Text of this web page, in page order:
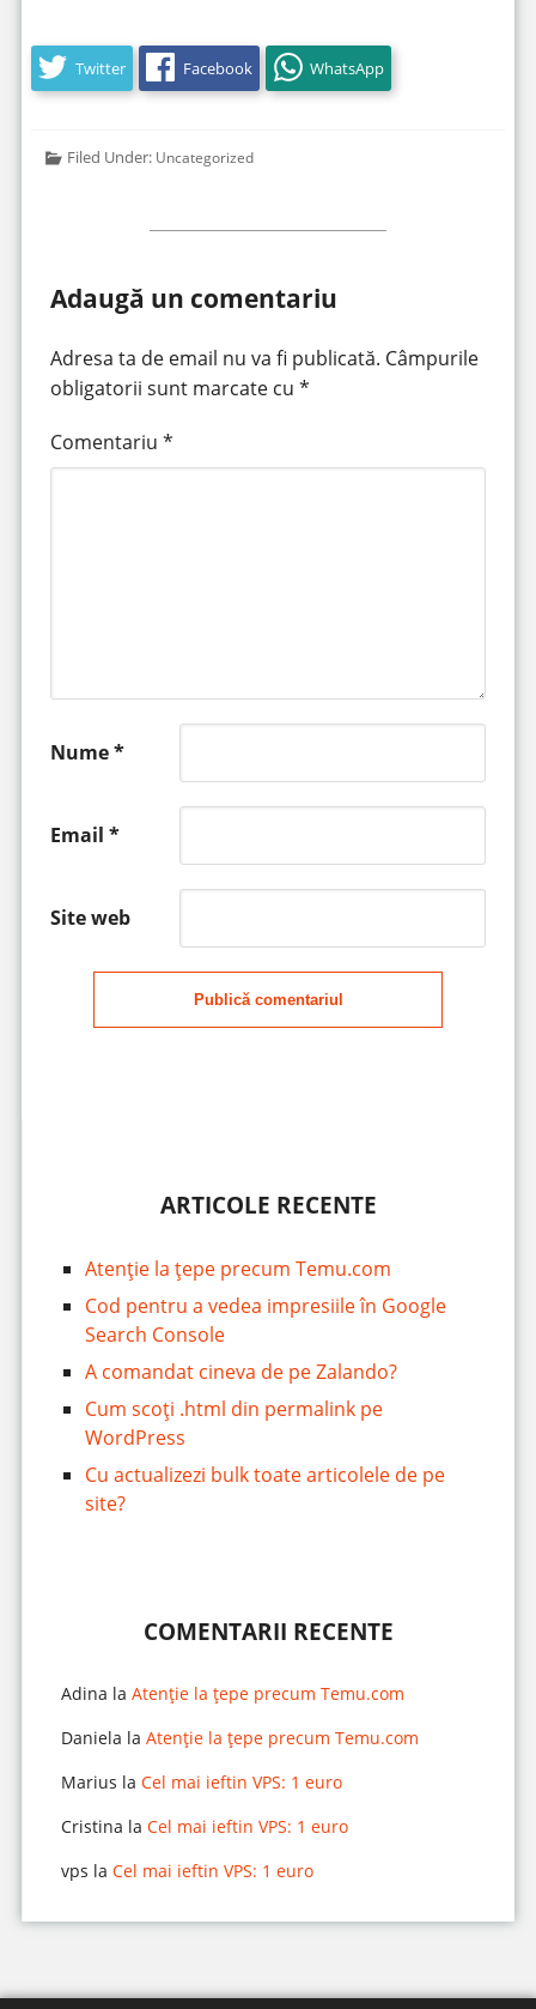
Twitter Facebook WhatsApp
Filed Under: Uncategorized
Adaugă un comentariu
Adresa ta de email nu va fi publicată. Câmpurile
obligatorii sunt marcate cu *
Comentariu *
Nume*
Email *
Site web
Publică comentariul
ARTICOLE RECENTE
Atenție la țepe precum Temu.com
Cod pentru a vedea impresiile în Google
Search Console
A comandat cineva de pe Zalando?
Cum scoți .html din permalink pe
WordPress
Cu actualizezi bulk toate articolele de pe
site?
COMENTARII RECENTE
Adina la Atenție la țepe precum Temu.com
Daniela la Atenție la țepe precum Temu.com
Marius la Cel mai ieftin VPS: 1 euro
Cristina la Cel mai ieftin VPS: 1 euro
vps la Cel mai ieftin VPS: 1 euro